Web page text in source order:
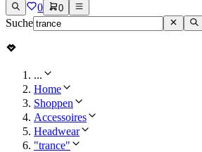
0 0
Suche
...
Home
Shoppen
Accessoires
Headwear
"trance"